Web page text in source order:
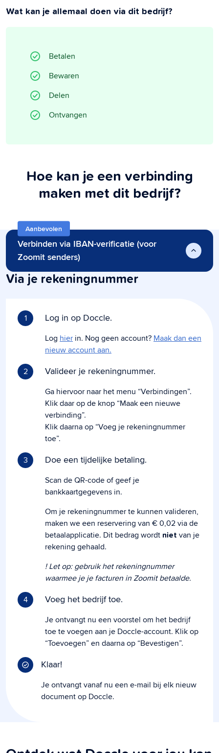
Wat kan je allemaal doen via dit bedrijf?
Betalen
Bewaren
Delen
Ontvangen
Hoe kan je een verbinding
maken met dit bedrijf?
Aanbevolen
Verbinden via IBAN-verificatie (voor
Zoomit senders)
Via je rekeningnummer
1 Log in op Doccle.
Log hier in. Nog geen account? Maak dan een
nieuw account aan.
2
Valideer je rekeningnummer.
Ga hiervoor naar het menu “Verbindingen”.
Klik daar op de knop “Maak een nieuwe
verbinding”.
Klik daarna op “Voeg je rekeningnummer
toe”.
3
Doe een tijdelijke betaling.
Scan de QR-code of geef je
bankkaartgegevens in.
Om je rekeningnummer te kunnen valideren,
maken we een reservering van € 0,02 via de
betaalapplicatie. Dit bedrag wordt niet van je
rekening gehaald.
! Let op: gebruik het rekeningnummer
waarmee je je facturen in Zoomit betaalde.
4
Voeg het bedrijf toe.
Je ontvangt nu een voorstel om het bedrijf
toe te voegen aan je Doccle-account. Klik op
“Toevoegen” en daarna op “Bevestigen”.
Klaar!
Je ontvangt vanaf nu een e-mail bij elk nieuw
document op Doccle.